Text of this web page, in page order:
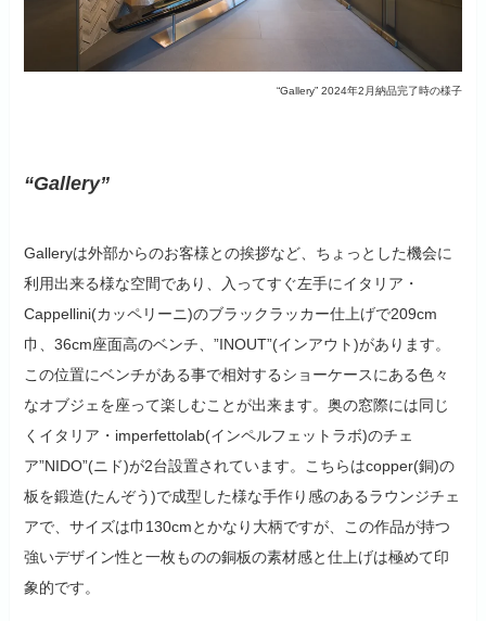
“Gallery” 2024年2月納品完了時の様子
“Gallery”
Galleryは外部からのお客様との挨拶など、ちょっとした機会に
利用出来る様な空間であり、入ってすぐ左手にイタリア・
Cappellini(カッペリーニ)のブラックラッカー仕上げで209cm
巾、36cm座面高のベンチ、”INOUT”(インアウト)があります。
この位置にベンチがある事で相対するショーケースにある色々
なオブジェを座って楽しむことが出来ます。奥の窓際には同じ
くイタリア・imperfettolab(インペルフェットラボ)のチェ
ア”NIDO”(ニド)が2台設置されています。こちらはcopper(銅)の
板を鍛造(たんぞう)で成型した様な手作り感のあるラウンジチェ
アで、サイズは巾130cmとかなり大柄ですが、この作品が持つ
強いデザイン性と一枚ものの銅板の素材感と仕上げは極めて印
象的です。